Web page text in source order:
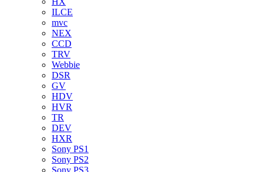
ILCE
mvc
NEX
CCD
TRV
Webbie
DSR
GV
HDV
HVR
TR
DEV
HXR
Sony PS1
Sony PS2
Sony PS3